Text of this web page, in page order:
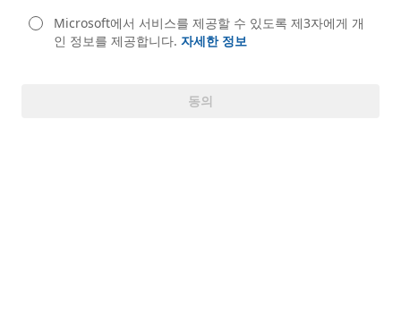
Microsoft에서 서비스를 제공할 수 있도록 제3자에게 개
인 정보를 제공합니다. 자세한 정보
동의